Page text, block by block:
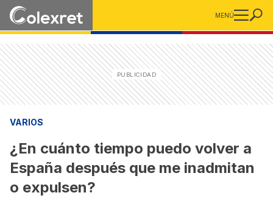
MENÚ
VARIOS
¿En cuánto tiempo puedo volver a
España después que me inadmitan
o expulsen?